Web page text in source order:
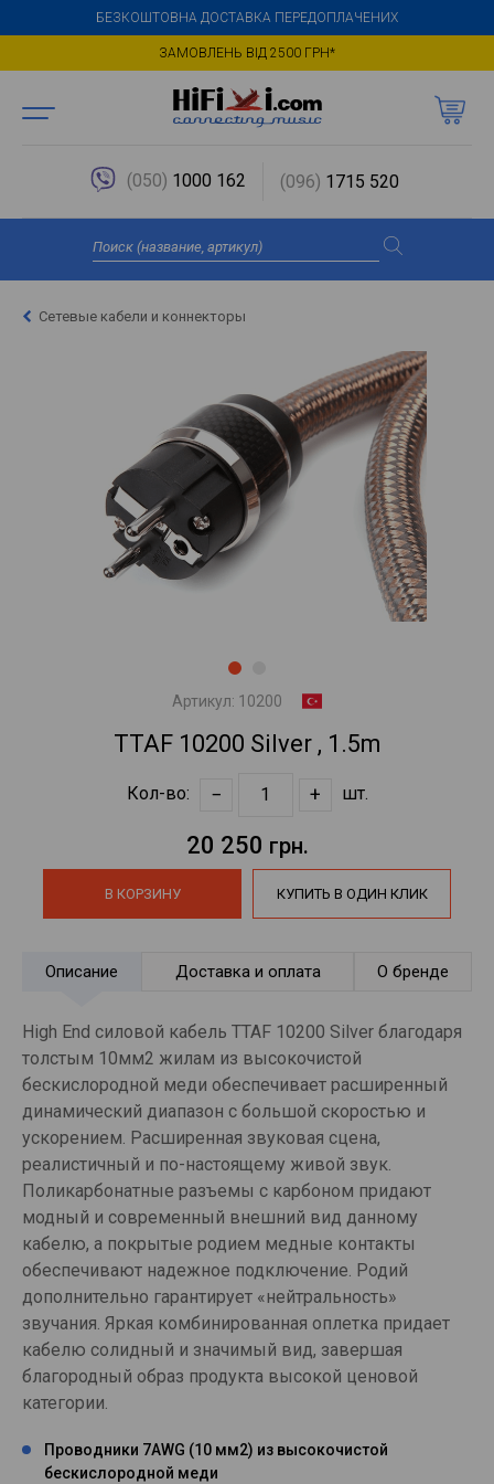
БЕЗКОШТОВНА ДОСТАВКА ПЕРЕДОПЛАЧЕНИХ
ЗАМОВЛЕНЬ ВІД 2500 ГРН*
(050) 1000 162 (096) 1715 520
Сетевые кабели и коннекторы
Артикул: 10200
TTAF 10200 Silver , 1.5m
Кол-во: − + шт.
20 250 грн.
В КОРЗИНУ КУПИТЬ В ОДИН КЛИК
Описание Доставка и оплата О бренде
High End силовой кабель TTAF 10200 Silver благодаря
толстым 10мм2 жилам из высокочистой
бескислородной меди обеспечивает расширенный
динамический диапазон с большой скоростью и
ускорением. Расширенная звуковая сцена,
реалистичный и по-настоящему живой звук.
Поликарбонатные разъемы с карбоном придают
модный и современный внешний вид данному
кабелю, а покрытые родием медные контакты
обеспечивают надежное подключение. Родий
дополнительно гарантирует «нейтральность»
звучания. Яркая комбинированная оплетка придает
кабелю солидный и значимый вид, завершая
благородный образ продукта высокой ценовой
категории.
Проводники 7AWG (10 мм2) из высокочистой
бескислородной меди